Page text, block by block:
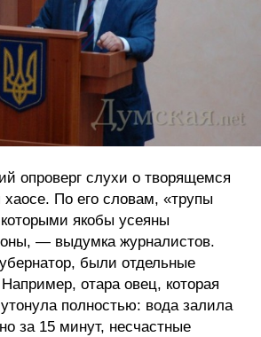
опроверг слухи о творящемся
хаосе. По его словам, «трупы
якобы усеяны
— выдумка журналистов.
были отдельные
отара овец, которая
полностью: вода залила
за 15 минут, несчастные